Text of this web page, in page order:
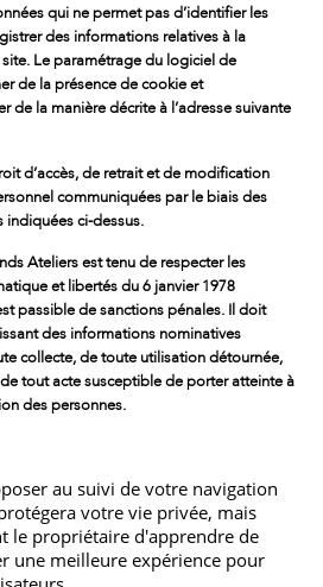
qui ne permet pas d’identifier les
des informations relatives à la
Le paramétrage du logiciel de
de la présence de cookie et
de la manière décrite à l’adresse suivante
d’accès, de retrait et de modification
communiquées par le biais des
ci-dessus.
Ateliers est tenu de respecter les
et libertés du 6 janvier 1978
passible de sanctions pénales. Il doit
des informations nominatives
collecte, de toute utilisation détournée,
tout acte susceptible de porter atteinte à
des personnes.